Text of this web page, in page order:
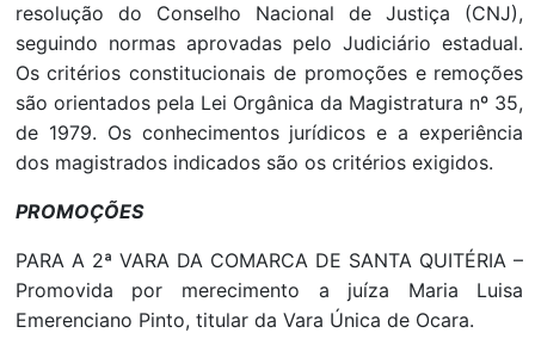
resolução do Conselho Nacional de Justiça (CNJ),
seguindo normas aprovadas pelo Judiciário estadual.
Os critérios constitucionais de promoções e remoções
são orientados pela Lei Orgânica da Magistratura nº 35,
de 1979. Os conhecimentos jurídicos e a experiência
dos magistrados indicados são os critérios exigidos.
PROMOÇÕES
PARA A 2ª VARA DA COMARCA DE SANTA QUITÉRIA –
Promovida por merecimento a juíza Maria Luisa
Emerenciano Pinto, titular da Vara Única de Ocara.